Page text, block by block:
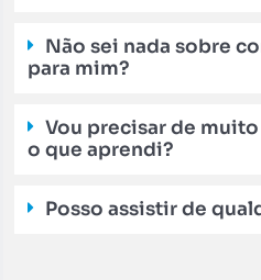
Não sei nada sobre
para mim?
Vou precisar de
o que aprendi?
Posso assistir de